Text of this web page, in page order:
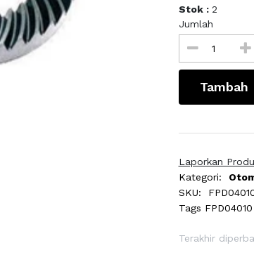
Stok : 2
Jumlah
Tambah
Laporkan
Kategori:
SKU:
Tags
Terakhir